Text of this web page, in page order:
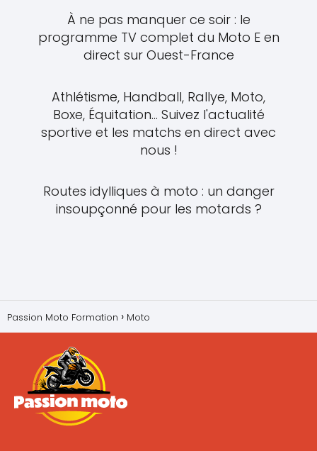
À ne pas manquer ce soir : le
programme TV complet du Moto E en
direct sur Ouest-France
Athlétisme, Handball, Rallye, Moto,
Boxe, Équitation... Suivez l'actualité
sportive et les matchs en direct avec
nous !
Routes idylliques à moto : un danger
insoupçonné pour les motards ?
Passion Moto Formation Moto